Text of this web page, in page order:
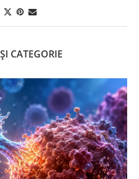
CATEGORIE